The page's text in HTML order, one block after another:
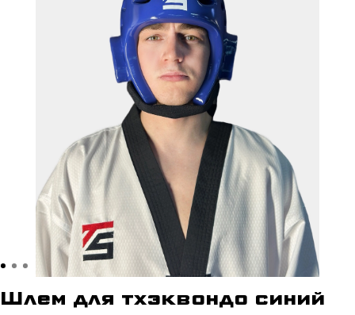
Шлем для тхэквондо синий